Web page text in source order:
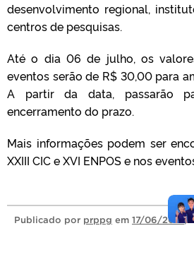
desenvolvimento regional,
centros de pesquisas.
Até o dia 06 de julho, os
eventos serão de R$ 30,00 para
A partir da data, passarão
encerramento do prazo.
Mais informações podem ser
XXIII CIC e XVI ENPOS e nos
Publicado por prppg em 17/06/2014,